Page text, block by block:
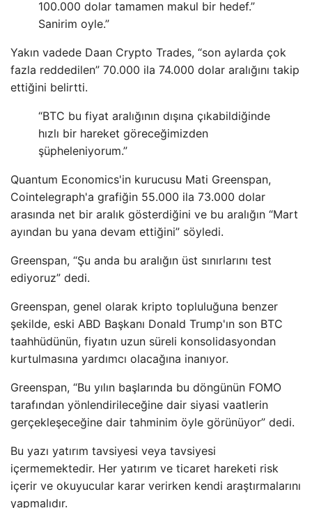
100.000 dolar tamamen makul bir hedef.”
Sanirim oyle.”
Yakın vadede Daan Crypto Trades, “son aylarda çok
fazla reddedilen” 70.000 ila 74.000 dolar aralığını takip
ettiğini belirtti.
“BTC bu fiyat aralığının dışına çıkabildiğinde
hızlı bir hareket göreceğimizden
şüpheleniyorum.”
Quantum Economics'in kurucusu Mati Greenspan,
Cointelegraph'a grafiğin 55.000 ila 73.000 dolar
arasında net bir aralık gösterdiğini ve bu aralığın “Mart
ayından bu yana devam ettiğini” söyledi.
Greenspan, “Şu anda bu aralığın üst sınırlarını test
ediyoruz” dedi.
Greenspan, genel olarak kripto topluluğuna benzer
şekilde, eski ABD Başkanı Donald Trump'ın son BTC
taahhüdünün, fiyatın uzun süreli konsolidasyondan
kurtulmasına yardımcı olacağına inanıyor.
Greenspan, “Bu yılın başlarında bu döngünün FOMO
tarafından yönlendirileceğine dair siyasi vaatlerin
gerçekleşeceğine dair tahminim öyle görünüyor” dedi.
Bu yazı yatırım tavsiyesi veya tavsiyesi
içermemektedir. Her yatırım ve ticaret hareketi risk
içerir ve okuyucular karar verirken kendi araştırmalarını
yapmalıdır.